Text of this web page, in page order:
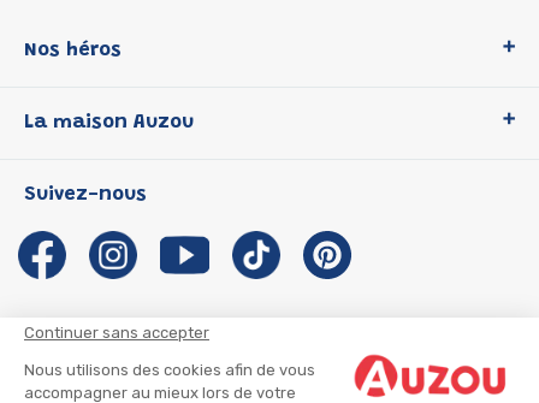
Continuer sans accepter
Nous utilisons des cookies afin de vous
accompagner au mieux lors de votre
Nos héros
P'tit Loup
Les Influenceuses
Migali
Petite Taupe
La maison Auzou
Notre histoire
Auzou s'engage
Auteurs et illustrateurs Auzou
Suivre mon colis
Suivez-nous
CGU